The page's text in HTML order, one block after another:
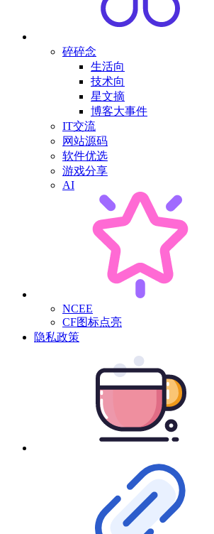
碎碎念
生活向
技术向
星文摘
博客大事件
IT交流
网站源码
软件优选
游戏分享
AI
NCEE
CF图标点亮
隐私政策